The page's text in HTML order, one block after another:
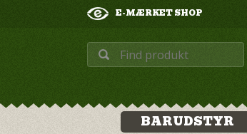
E-MÆRKET SHOP
BARUDSTYR